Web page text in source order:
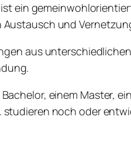
ein
und
aus
einem Master,
noch oder